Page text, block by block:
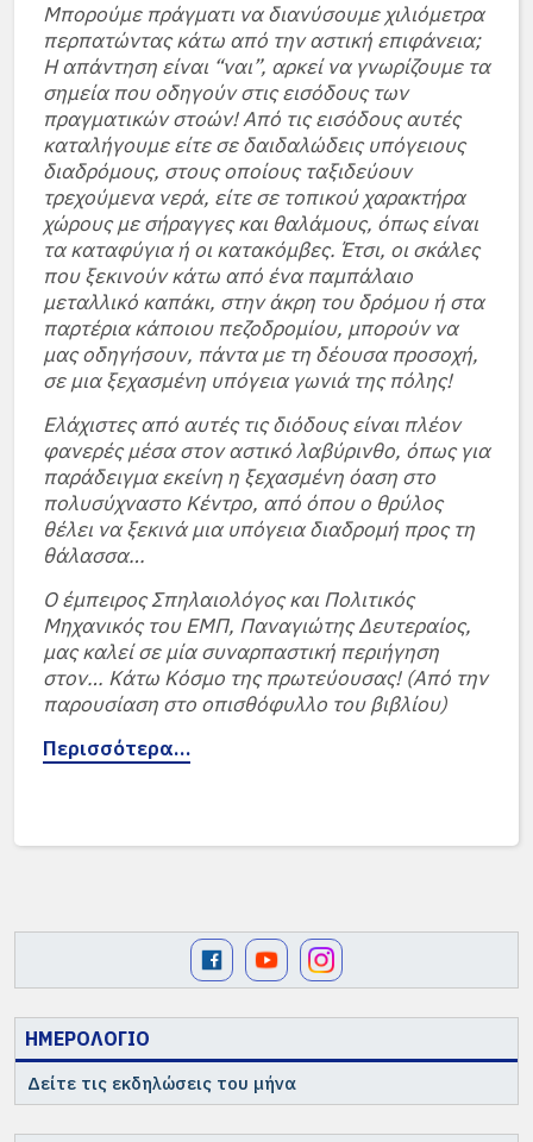
ΗΜΕΡΟΛΟΓΙΟ
Δείτε τις εκδηλώσεις του μήνα
Μπορούμε πράγματι να διανύσουμε χιλιόμετρα
περπατώντας κάτω από την αστική επιφάνεια;
Η απάντηση είναι “ναι”, αρκεί να γνωρίζουμε τα
σημεία που οδηγούν στις εισόδους των
πραγματικών στοών! Από τις εισόδους αυτές
καταλήγουμε είτε σε δαιδαλώδεις υπόγειους
διαδρόμους, στους οποίους ταξιδεύουν
τρεχούμενα νερά, είτε σε τοπικού χαρακτήρα
χώρους με σήραγγες και θαλάμους, όπως είναι
τα καταφύγια ή οι κατακόμβες. Έτσι, οι σκάλες
που ξεκινούν κάτω από ένα παμπάλαιο
μεταλλικό καπάκι, στην άκρη του δρόμου ή στα
παρτέρια κάποιου πεζοδρομίου, μπορούν να
μας οδηγήσουν, πάντα με τη δέουσα προσοχή,
σε μια ξεχασμένη υπόγεια γωνιά της πόλης!
Ελάχιστες από αυτές τις διόδους είναι πλέον
φανερές μέσα στον αστικό λαβύρινθο, όπως για
παράδειγμα εκείνη η ξεχασμένη όαση στο
πολυσύχναστο Κέντρο, από όπου ο θρύλος
θέλει να ξεκινά μια υπόγεια διαδρομή προς τη
θάλασσα…
Ο έμπειρος Σπηλαιολόγος και Πολιτικός
Μηχανικός του ΕΜΠ, Παναγιώτης Δευτεραίος,
μας καλεί σε μία συναρπαστική περιήγηση
στον… Κάτω Κόσμο της πρωτεύουσας! (Από την
παρουσίαση στο οπισθόφυλλο του βιβλίου)
Περισσότερα…